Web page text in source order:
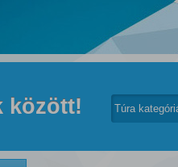
között!